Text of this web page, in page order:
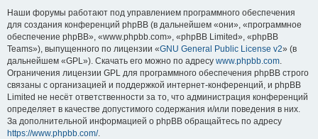
Наши форумы работают под управлением программного обеспечения
для создания конференций phpBB (в дальнейшем «они», «программное
обеспечение phpBB», «www.phpbb.com», «phpBB Limited», «phpBB
Teams»), выпущенного по лицензии «GNU General Public License v2» (в
дальнейшем «GPL»). Скачать его можно по адресу www.phpbb.com.
Ограничения лицензии GPL для программного обеспечения phpBB строго
связаны с организацией и поддержкой интернет-конференций, и phpBB
Limited не несёт ответственности за то, что администрация конференций
определяет в качестве допустимого содержания и/или поведения в них.
За дополнительной информацией о phpBB обращайтесь по адресу
https://www.phpbb.com/.